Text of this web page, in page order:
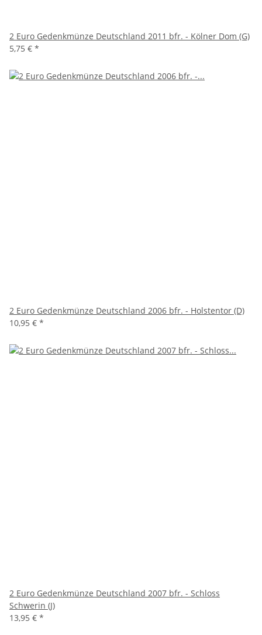
2 Euro Gedenkmünze Deutschland 2011 bfr. - Kölner Dom (G)
5,75 € *
2 Euro Gedenkmünze Deutschland 2006 bfr. - Holstentor (D)
10,95 € *
2 Euro Gedenkmünze Deutschland 2007 bfr. - Schloss
Schwerin (J)
13,95 € *